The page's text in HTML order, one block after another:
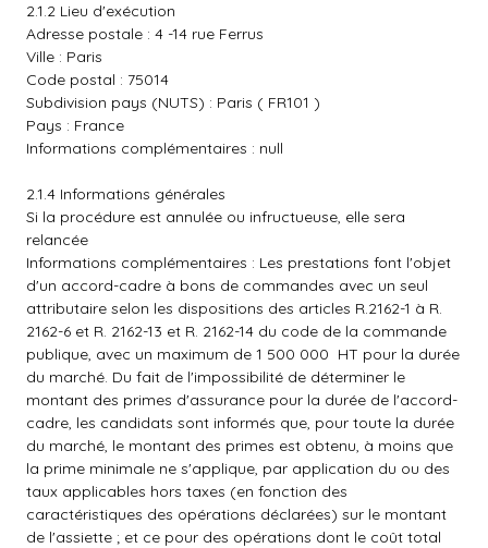
2.1.2 Lieu d'exécution
Adresse postale : 4 -14 rue Ferrus
Ville : Paris
Code postal : 75014
Subdivision pays (NUTS) : Paris ( FR101 )
Pays : France
Informations complémentaires : null
2.1.4 Informations générales
Si la procédure est annulée ou infructueuse, elle sera
relancée
Informations complémentaires : Les prestations font l'objet
d'un accord-cadre à bons de commandes avec un seul
attributaire selon les dispositions des articles R.2162-1 à R.
2162-6 et R. 2162-13 et R. 2162-14 du code de la commande
publique, avec un maximum de 1 500 000  HT pour la durée
du marché. Du fait de l'impossibilité de déterminer le
montant des primes d'assurance pour la durée de l'accord-
cadre, les candidats sont informés que, pour toute la durée
du marché, le montant des primes est obtenu, à moins que
la prime minimale ne s'applique, par application du ou des
taux applicables hors taxes (en fonction des
caractéristiques des opérations déclarées) sur le montant
de l'assiette ; et ce pour des opérations dont le coût total